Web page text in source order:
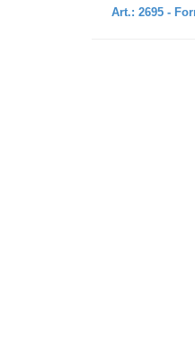
Art.: 2695 -